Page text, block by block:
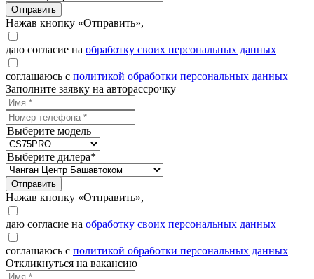
Отправить
Нажав кнопку «Отправить»,
даю согласие на обработку своих персональных данных
соглашаюсь с политикой обработки персональных данных
Заполните заявку на авторассрочку
Выберите модель
Выберите дилера*
Отправить
Нажав кнопку «Отправить»,
даю согласие на обработку своих персональных данных
соглашаюсь с политикой обработки персональных данных
Откликнуться на вакансию